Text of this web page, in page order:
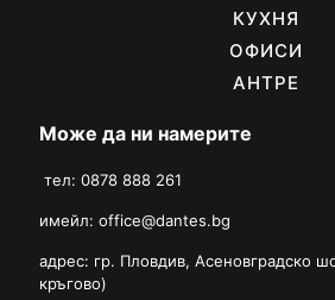
КУХНЯ
ОФИСИ
АНТРЕ
Може да ни намерите
тел: 0878 888 261
имейл: office@dantes.bg
адрес: гр. Пловдив, Асеновградско
кръгово)